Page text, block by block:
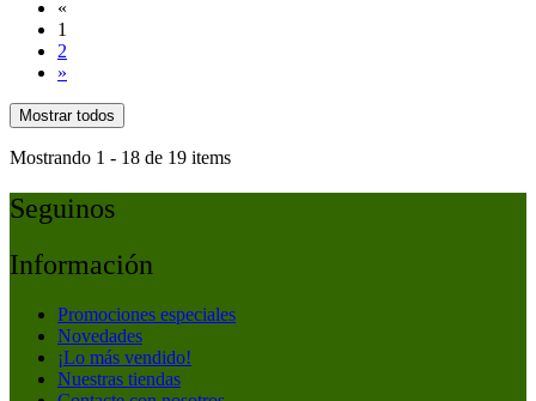
«
1
2
»
Mostrar todos
Mostrando 1 - 18 de 19 items
Seguinos
Información
Promociones especiales
Novedades
¡Lo más vendido!
Nuestras tiendas